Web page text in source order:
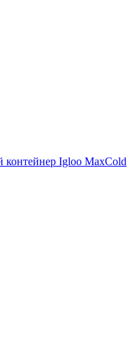
контейнер Igloo MaxCold